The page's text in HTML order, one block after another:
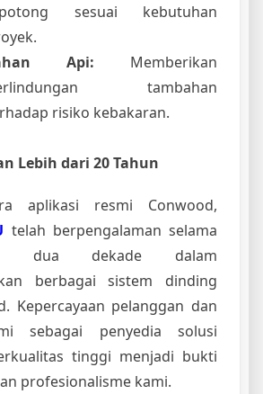
sesuai kebutuhan
Api: Memberikan
tambahan
risiko kebakaran.
Lebih dari 20 Tahun
aplikasi resmi Conwood,
telah berpengalaman selama
dua dekade dalam
berbagai sistem dinding
Kepercayaan pelanggan dan
sebagai penyedia solusi
tinggi menjadi bukti
profesionalisme kami.